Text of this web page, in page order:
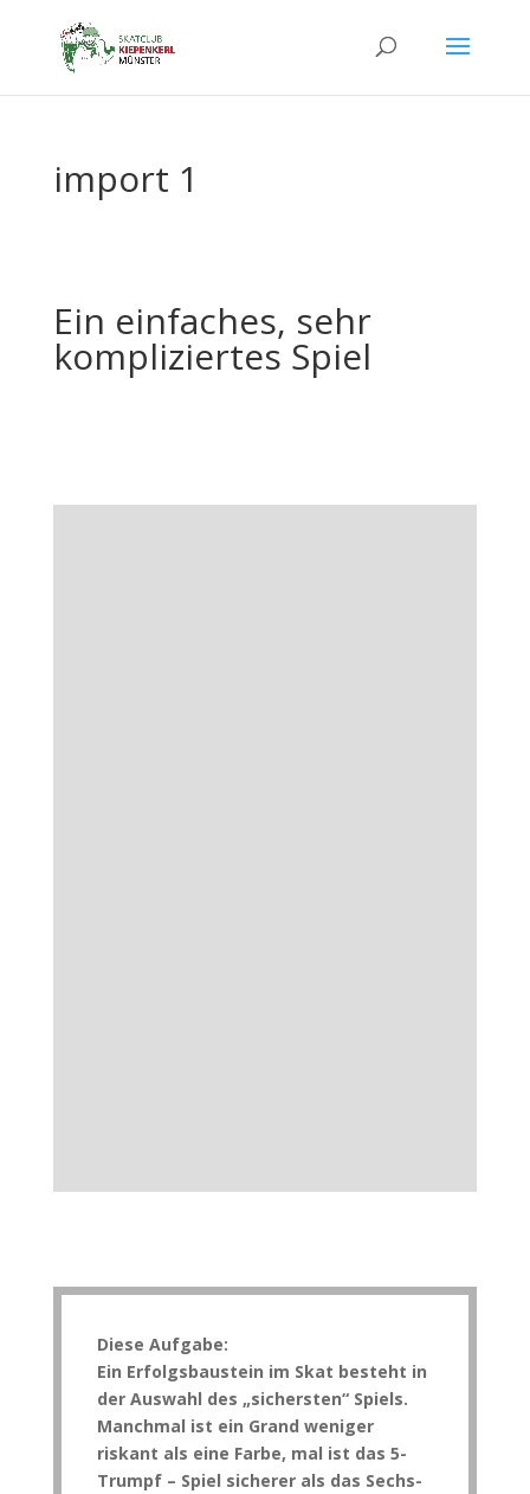
import 1
Ein einfaches, sehr
kompliziertes Spiel
Diese Aufgabe:
Ein Erfolgsbaustein im Skat besteht in
der Auswahl des „sichersten“ Spiels.
Manchmal ist ein Grand weniger
riskant als eine Farbe, mal ist das 5-
Trumpf – Spiel sicherer als das Sechs-